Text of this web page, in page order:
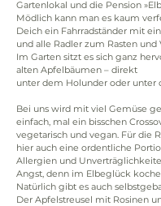
Gartenlokal und die Pension
Mödlich kann man es kaum
Deich ein Fahrradständer mit
und alle Radler zum Rasten
Im Garten sitzt es sich ganz
alten Apfelbäumen – direkt
unter dem Holunder oder unter
Bei uns wird mit viel Gemüse
einfach, mal ein bisschen
vegetarisch und vegan. Für die
hier auch eine ordentliche
Allergien und
Angst, denn im Elbeglück
Natürlich gibt es auch
Der Apfelstreusel mit Rosinen